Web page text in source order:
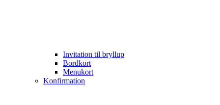
Invitation til bryllup
Bordkort
Menukort
Konfirmation